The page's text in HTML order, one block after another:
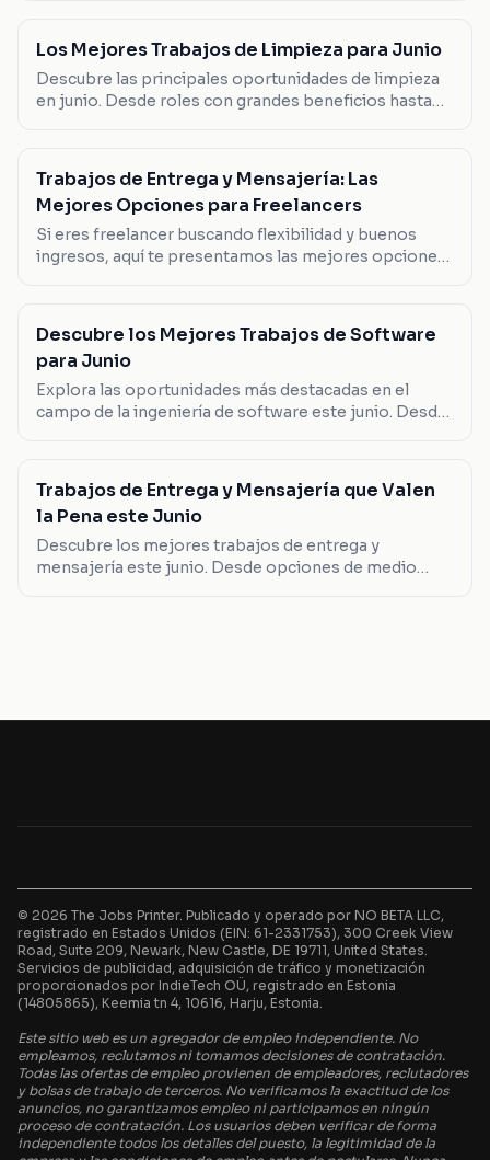
Los Mejores Trabajos de Limpieza para Junio
Descubre las principales oportunidades de limpieza
en junio. Desde roles con grandes beneficios hasta
Trabajos de Entrega y Mensajería: Las
Mejores Opciones para Freelancers
Si eres freelancer buscando flexibilidad y buenos
ingresos, aquí te presentamos las mejores opciones
Descubre los Mejores Trabajos de Software
para Junio
Explora las oportunidades más destacadas en el
campo de la ingeniería de software este junio. Desde
Trabajos de Entrega y Mensajería que Valen
la Pena este Junio
Descubre los mejores trabajos de entrega y
mensajería este junio. Desde opciones de medio
© 2026 The Jobs Printer. Publicado y operado por NO BETA LLC,
registrado en Estados Unidos (EIN: 61-2331753), 300 Creek View
Road, Suite 209, Newark, New Castle, DE 19711, United States.
Servicios de publicidad, adquisición de tráfico y monetización
proporcionados por IndieTech OÜ, registrado en Estonia
(14805865), Keemia tn 4, 10616, Harju, Estonia.
Este sitio web es un agregador de empleo independiente. No
empleamos, reclutamos ni tomamos decisiones de contratación.
Todas las ofertas de empleo provienen de empleadores, reclutadores
y bolsas de trabajo de terceros. No verificamos la exactitud de los
anuncios, no garantizamos empleo ni participamos en ningún
proceso de contratación. Los usuarios deben verificar de forma
independiente todos los detalles del puesto, la legitimidad de la